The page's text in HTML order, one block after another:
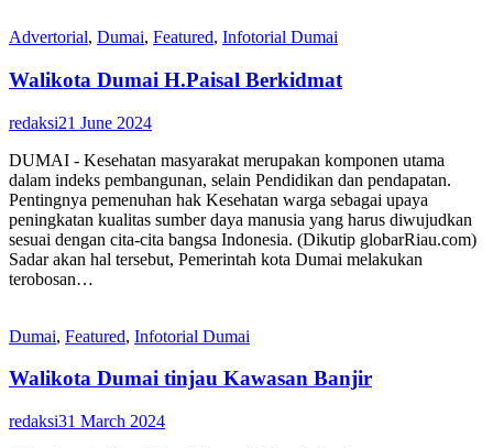
Advertorial, Dumai, Featured, Infotorial Dumai
Walikota Dumai H.Paisal Berkidmat
redaksi21 June 2024
DUMAI - Kesehatan masyarakat merupakan komponen utama
dalam indeks pembangunan, selain Pendidikan dan pendapatan.
Pentingnya pemenuhan hak Kesehatan warga sebagai upaya
peningkatan kualitas sumber daya manusia yang harus diwujudkan
sesuai dengan cita-cita bangsa Indonesia. (Dikutip globarRiau.com)
Sadar akan hal tersebut, Pemerintah kota Dumai melakukan
terobosan…
Dumai, Featured, Infotorial Dumai
Walikota Dumai tinjau Kawasan Banjir
redaksi31 March 2024